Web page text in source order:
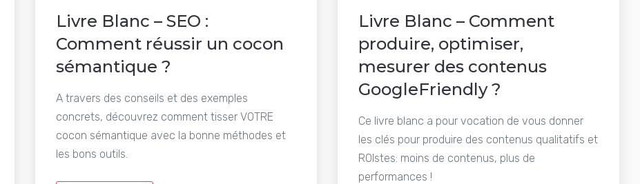
Livre Blanc – SEO :
Comment réussir un cocon
sémantique ?
A travers des conseils et des exemples
concrets, découvrez comment tisser VOTRE
cocon sémantique avec la bonne méthodes et
les bons outils.
Livre Blanc – Comment
produire, optimiser,
mesurer des contenus
GoogleFriendly ?
Ce livre blanc a pour vocation de vous donner
les clés pour produire des contenus qualitatifs et
ROIstes: moins de contenus, plus de
performances !